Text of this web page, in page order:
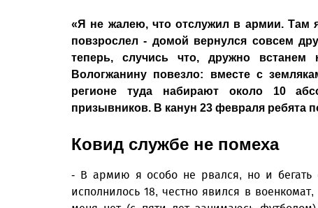
«Я не жалею, что отслужил в армии. Там
повзрослел - домой вернулся совсем
теперь, случись что, дружно встанем
Вологжанину повезло: вместе с
регионе туда набирают около 10
призывников. В канун 23 февраля ребята
Ковид службе не помеха
- В армию я особо не рвался, но и бегать
исполнилось 18, честно явился в